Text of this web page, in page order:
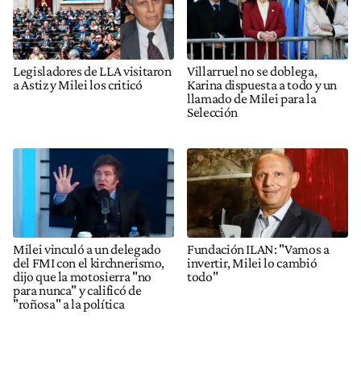
Legisladores de LLA visitaron
a Astiz y Milei los criticó
Villarruel no se doblega,
Karina dispuesta a todo y un
llamado de Milei para la
Selección
Milei vinculó a un delegado
del FMI con el kirchnerismo,
dijo que la motosierra "no
para nunca" y calificó de
"roñosa" a la política
Fundación ILAN: "Vamos a
invertir, Milei lo cambió
todo"